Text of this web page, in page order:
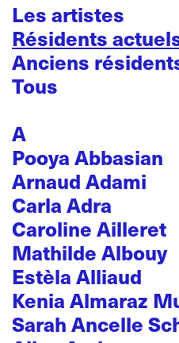
Les artistes
Résidents
Anciens
Tous
A
Pooya Abbasian
Arnaud Adami
Carla Adra
Caroline Ailleret
Mathilde Albouy
Estèla Alliaud
Kenia Almaraz
Sarah Ancelle